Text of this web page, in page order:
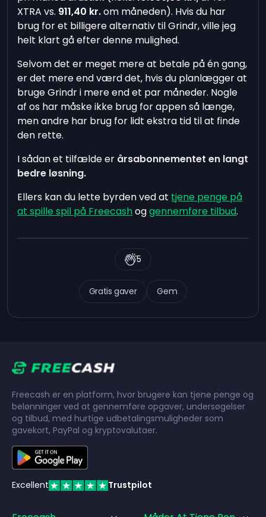
XTRA vs. 911,40 kr.om måneden). Hvis du har
brug for et billigere alternativ til Grindr, ville jeg
helt klart gå efter denne mulighed.
Selvom det er meget mere at betale på én gang,
er det mere end værd det, hvis du planlægger at
bruge Grindr i mere end et par måneder. Nogle
af os har måske ikke brug for appen så længe,
men andre har brug for lidt ekstra tid til at finde
den rette.
I sådan et tilfælde er årsabonnementet en langt
bedre løsning.
Ellers kan du lette byrden ved at tjene penge på
at spille spil på Freecashoggennemføre tilbud.
Gratis gaver Gem
5
Freecash er en platform, hvor brugere kan tjene penge og
belønninger ved at gennemføre opgaver, undersøgelser
og tilbud, med hurtige udbetalingsmuligheder som
gavekort, PayPal og kryptovalutaer.
Excellent Trustpilot